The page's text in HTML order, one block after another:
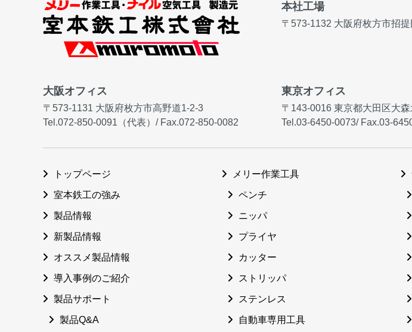
本社工場
〒573-1132 大阪府枚方市招
大阪オフィス
〒573-1131 大阪府枚方市高野道1-2-3
Tel.072-850-0091（代表） / Fax.072-850-0082
東京オフィス
〒143-0016 東京都大田区大
Tel.03-6450-0073/ Fax.03-
トップページ
室本鉄工の強み
製品情報
新製品情報
オススメ製品情報
導入事例のご紹介
製品サポート
製品Q&A
メリー作業工具
ペンチ
ニッパ
プライヤ
カッター
ストリッパ
ステンレス
自動車専用工具